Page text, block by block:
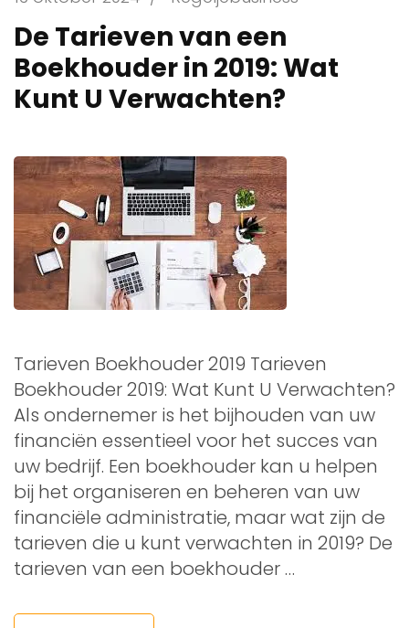
De Tarieven van een
Boekhouder in 2019: Wat
Kunt U Verwachten?
Tarieven Boekhouder 2019 Tarieven
Boekhouder 2019: Wat Kunt U Verwachten?
Als ondernemer is het bijhouden van uw
financiën essentieel voor het succes van
uw bedrijf. Een boekhouder kan u helpen
bij het organiseren en beheren van uw
financiële administratie, maar wat zijn de
tarieven die u kunt verwachten in 2019? De
tarieven van een boekhouder …